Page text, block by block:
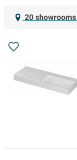
20 showrooms